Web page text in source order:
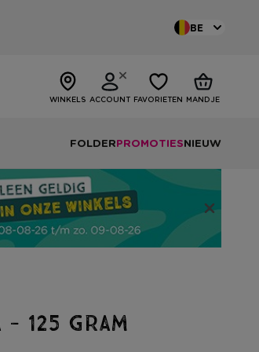
BE
WINKELS ACCOUNT FAVORIETEN MANDJE
FOLDERPROMOTIESNIEUW
- 125 gram